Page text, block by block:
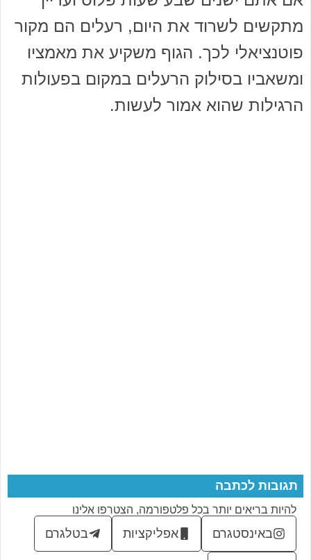
מתקשים לשרוד את היום, רעלים הם מקור
פוטנציאלי לכך. הגוף משקיע את מאמציו
ומשאביו בסילוק הרעלים במקום בפעולות
הרגילות שהוא אמור לעשות.
תגובות לכתבה
להיות בריאים יותר בכל פלטפורמה, הצטרפו אלינו
באינסטגרם אפליקציות בטלגרם